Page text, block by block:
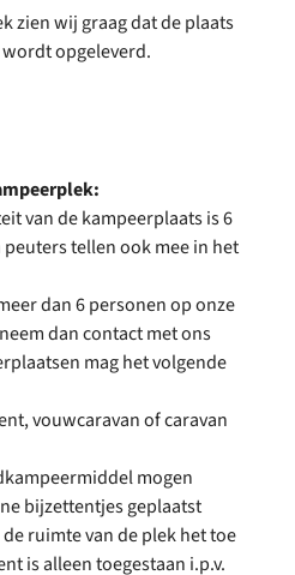
zien wij graag dat de plaats
opgeleverd.
van de kampeerplaats is 6
tellen ook mee in het
dan 6 personen op onze
dan contact met ons
mag het volgende
vouwcaravan of caravan
mogen
bijzettentjes geplaatst
ruimte van de plek het toe
is alleen toegestaan i.p.v.